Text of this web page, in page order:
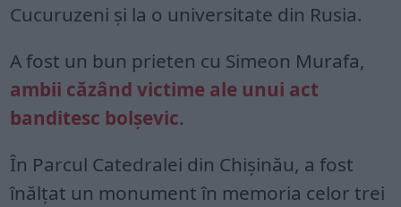
Cucuruzeni și la o universitate din Rusia.
A fost un bun prieten cu Simeon Murafa,
ambii căzând victime ale unui act
banditesc bolșevic.
În Parcul Catedralei din Chișinău, a fost
înălțat un monument în memoria celor trei